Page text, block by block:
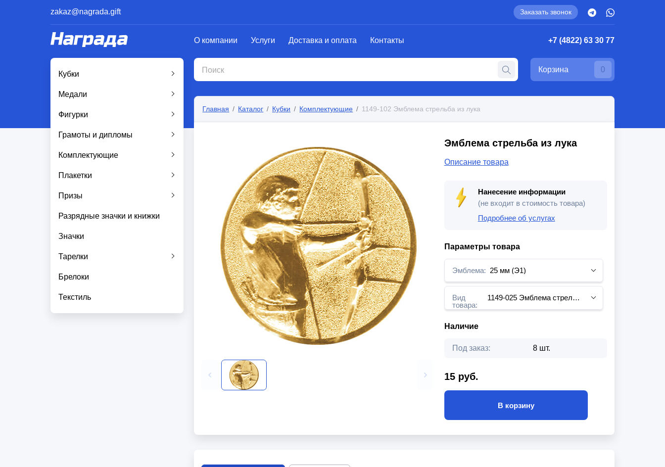
zakaz@nagrada.gift Заказать звонок
О компании Услуги Доставка и оплата Контакты +7 (4822) 63 30 77
Корзина 0
Кубки
Медали
Фигурки
Грамоты и дипломы
Комплектующие
Плакетки
Призы
Разрядные значки и книжки
Значки
Тарелки
Брелоки
Текстиль
Главная Каталог Кубки Комплектующие 1149-102 Эмблема стрельба из лука
Эмблема стрельба из лука
Описание товара
Нанесение информации
(не входит в стоимость товара)
Подробнее об услугах
Параметры товара
Эмблема: 25 мм (Э1)
Вид
товара:
1149-025 Эмблема стрельба из лука
Наличие
Под заказ: 8 шт.
15 руб.
В корзину